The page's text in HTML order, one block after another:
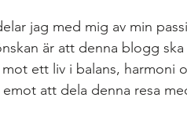
jag med mig av min
är att denna blogg
mot ett liv i balans, harmoni
emot att dela denna resa